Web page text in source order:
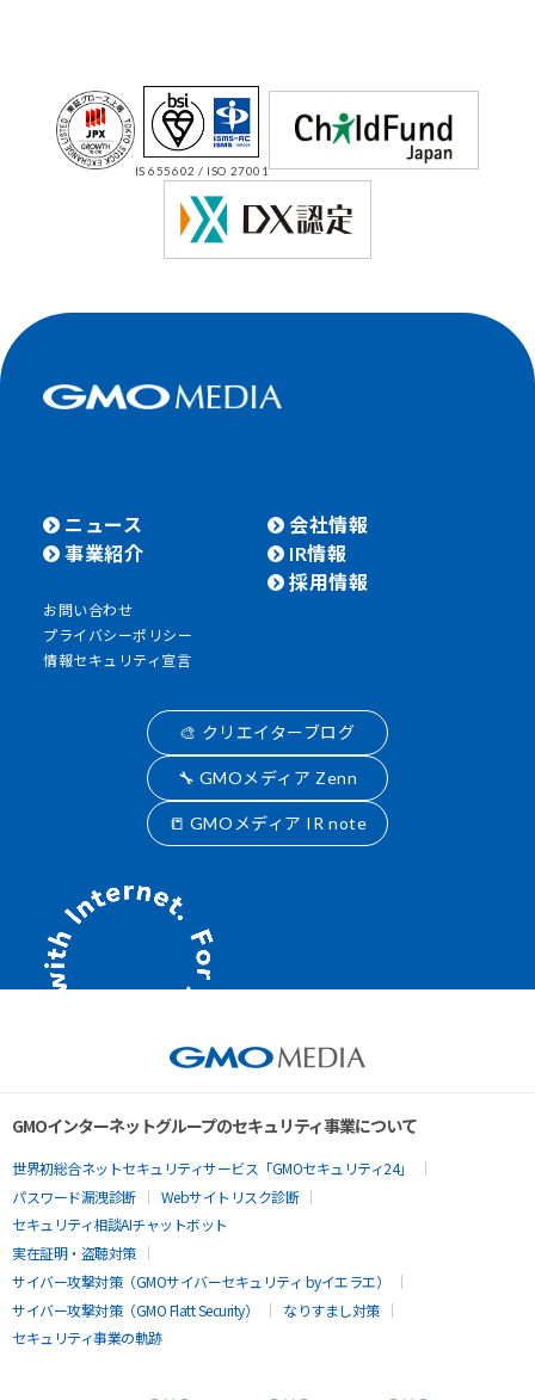
IS 655602 / ISO 27001
ニュース
事業紹介
会社情報
IR情報
採用情報
お問い合わせ
プライバシーポリシー
情報セキュリティ宣言
🎨 クリエイターブログ
🔧 GMOメディア Zenn
📒 GMOメディア IR note
GMOインターネットグループのセキュリティ事業について
世界初総合ネットセキュリティサービス「GMOセキュリティ24」
パスワード漏洩診断
Webサイトリスク診断
セキュリティ相談AIチャットボット
実在証明・盗聴対策
サイバー攻撃対策（GMOサイバーセキュリティ byイエラエ）
サイバー攻撃対策（GMO Flatt Security）
なりすまし対策
セキュリティ事業の軌跡